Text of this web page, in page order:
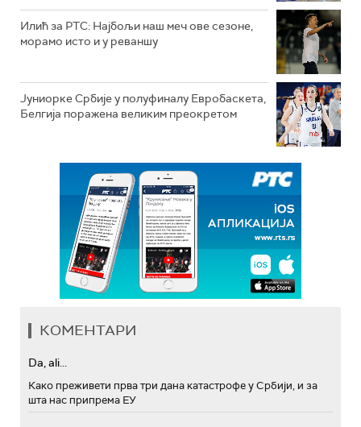
Илић за РТС: Најбољи наш меч ове сезоне,
морамо исто и у реваншу
Јуниорке Србије у полуфиналу Евробаскета,
Белгија поражена великим преокретом
КОМЕНТАРИ
Da, ali...
Како преживети прва три дана катастрофе у Србији, и за
шта нас припрема ЕУ